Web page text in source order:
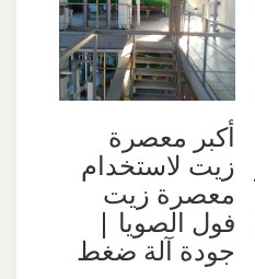
أكبر معصرة
زيت لاستخدام
معصرة زيت
فول الصويا |
جودة آلة ضغط